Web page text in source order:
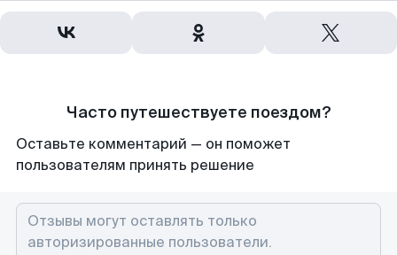
Часто путешествуете поездом?
Оставьте комментарий — он поможет
пользователям принять решение